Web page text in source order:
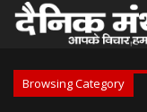
Browsing Category